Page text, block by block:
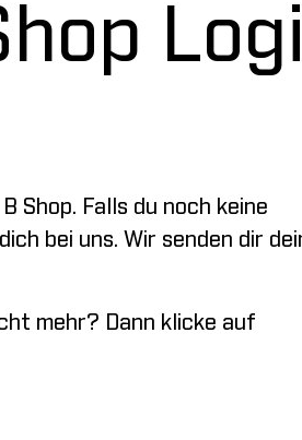
Shop. Falls du noch keine
bei uns. Wir senden dir
mehr? Dann klicke auf